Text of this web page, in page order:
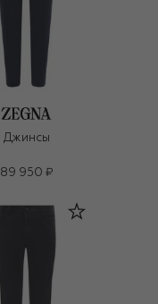
Джинсы
89 950 ₽